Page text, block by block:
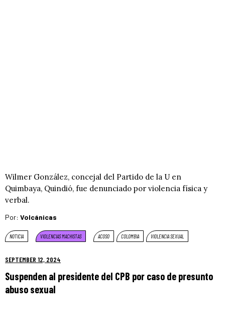
Wilmer González, concejal del Partido de la U en
Quimbaya, Quindió, fue denunciado por violencia física y
verbal.
Por: Volcánicas
NOTICIA VIOLENCIAS MACHISTAS ACOSO COLOMBIA VIOLENCIA SEXUAL
SEPTEMBER 12, 2024
Suspenden al presidente del CPB por caso de presunto
abuso sexual